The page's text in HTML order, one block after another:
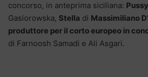
concorso, in anteprima siciliana: Pussy
Gasiorowska, Stella di Massimiliano
produttore per il corto europeo in
di Farnoosh Samadi e Ali Asgari.